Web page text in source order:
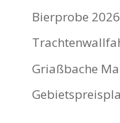
Bierprobe 2026
Griaßbache